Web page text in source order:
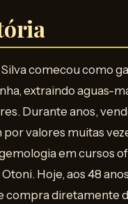
comecou como
extraindo aguas-
Durante anos,
valores muitas
em cursos
Hoje, aos 48
compra diretamente